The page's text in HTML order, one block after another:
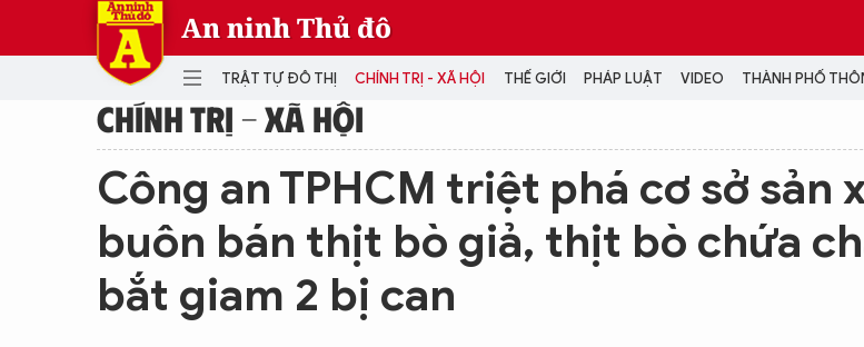
An ninh Thủ đô
TRẬT TỰ ĐÔ THỊ CHÍNH TRỊ - XÃ HỘI THẾ GIỚI PHÁP LUẬT VIDEO THÀNH PHỐ
TRẬT TỰ ĐÔ THỊ CHÍNH TRỊ - XÃ HỘI
Đại hội Đảng
THẾ GIỚI
Quân sự
PHÁP LUẬT
THÀNH PHỐ THÔNG MINH
CHÍNH TRỊ - XÃ HỘI
Công an TPHCM triệt phá cơ sở sản
buôn bán thịt bò giả, thịt bò chứa
bắt giam 2 bị can